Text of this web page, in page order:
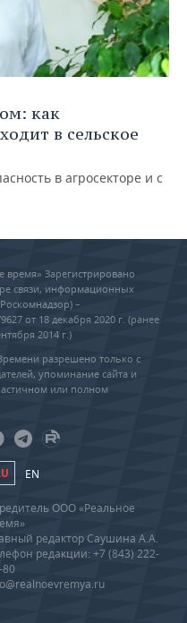
как
в сельское
в агросекторе и с
время» Зарегистрировано
связи, информационных
–
от 18 декабря 2020 г. (ранее
2014 г.)
разрешено только с
упоминание сайта и
или полном
EN
ООО «Реальное
редактор Саушина А.А.
редакции: +7 (843) 222-
80